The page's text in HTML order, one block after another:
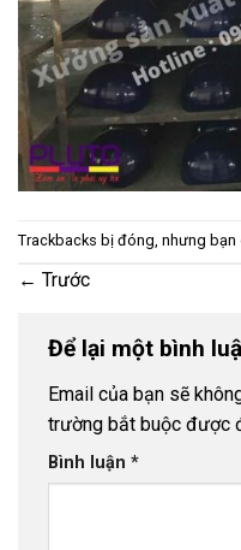
Trackbacks bị đóng, nhưng bạn
← Trước
Để lại một bình
Email của bạn sẽ
trường bắt buộc được
Bình luận *